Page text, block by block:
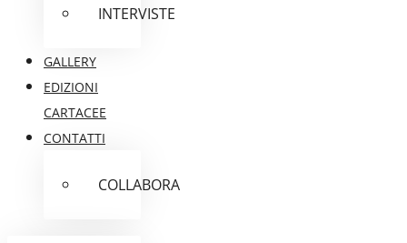
INTERVISTE
GALLERY
EDIZIONI
CARTACEE
CONTATTI
COLLABORA